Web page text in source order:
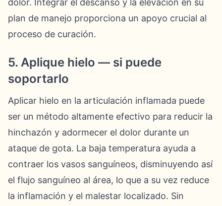
dolor. Integrar el descanso y la elevación en su
plan de manejo proporciona un apoyo crucial al
proceso de curación.
5. Aplique hielo — si puede
soportarlo
Aplicar hielo en la articulación inflamada puede
ser un método altamente efectivo para reducir la
hinchazón y adormecer el dolor durante un
ataque de gota. La baja temperatura ayuda a
contraer los vasos sanguíneos, disminuyendo así
el flujo sanguíneo al área, lo que a su vez reduce
la inflamación y el malestar localizado. Sin